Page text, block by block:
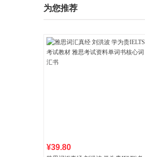
为您推荐
¥39.80